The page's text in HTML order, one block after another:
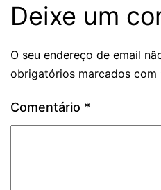
Deixe um
O seu endereço de email
obrigatórios marcados com
Comentário *